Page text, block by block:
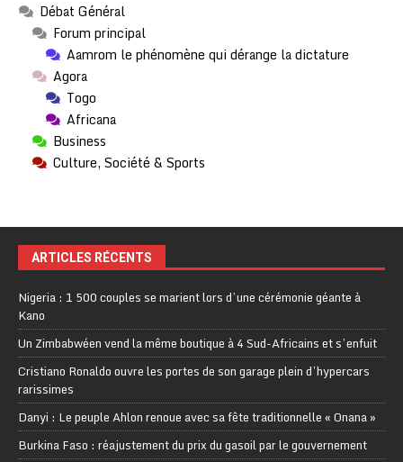
Débat Général
Forum principal
Aamrom le phénomène qui dérange la dictature
Agora
Togo
Africana
Business
Culture, Société & Sports
ARTICLES RÉCENTS
Nigeria : 1 500 couples se marient lors d’une cérémonie géante à
Kano
Un Zimbabwéen vend la même boutique à 4 Sud-Africains et s’enfuit
Cristiano Ronaldo ouvre les portes de son garage plein d’hypercars
rarissimes
Danyi : Le peuple Ahlon renoue avec sa fête traditionnelle « Onana »
Burkina Faso : réajustement du prix du gasoil par le gouvernement